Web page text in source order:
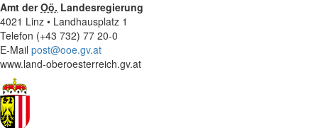
Amt derOö. Landesregierung
4021 Linz • Landhausplatz 1
Telefon (+43 732) 77 20-0
E-Mail post@ooe.gv.at
www.land-oberoesterreich.gv.at